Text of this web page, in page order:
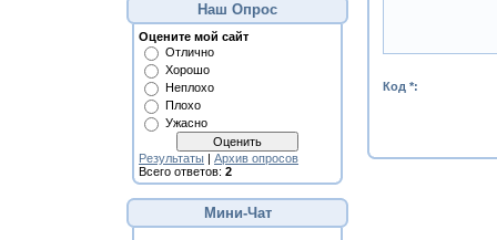
Наш Опрос
Оцените мой сайт
Отлично
Хорошо
Неплохо
Плохо
Ужасно
Результаты | Архив опросов
Всего ответов: 2
Мини-Чат
Код *: